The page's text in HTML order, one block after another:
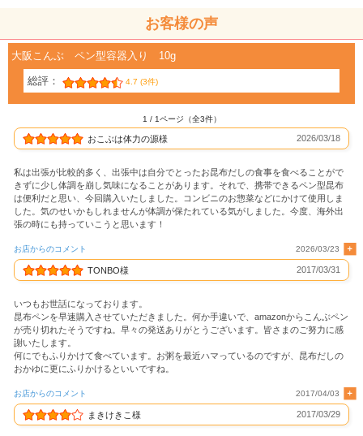
お客様の声
大阪こんぶ ペン型容器入り 10g
総評： 4.7 (3件)
1 / 1ページ（全3件）
おこぶは体力の源様 2026/03/18
私は出張が比較的多く、出張中は自分でとったお昆布だしの食事を食べることがで
きずに少し体調を崩し気味になることがあります。それで、携帯できるペン型昆布
は便利だと思い、今回購入いたしました。コンビニのお惣菜などにかけて使用しま
した。気のせいかもしれませんが体調が保たれている気がしました。今度、海外出
張の時にも持っていこうと思います！
お店からのコメント 2026/03/23
TONBO様 2017/03/31
いつもお世話になっております。
昆布ペンを早速購入させていただきました。何か手違いで、amazonからこんぶペン
が売り切れたそうですね。早々の発送ありがとうございます。皆さまのご努力に感
謝いたします。
何にでもふりかけて食べています。お粥を最近ハマっているのですが、昆布だしの
おかゆに更にふりかけるといいですね。
お店からのコメント 2017/04/03
まきけきこ様 2017/03/29